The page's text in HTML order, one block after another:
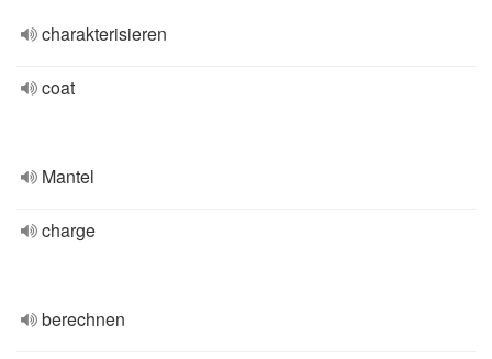
charakterisieren
coat
Mantel
charge
berechnen